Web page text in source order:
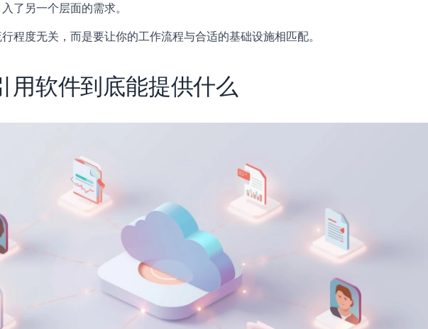
了另一个层面的需求。
程度无关，而是要让你的工作流程与合适的基础设施相匹配。
用软件到底能提供什么